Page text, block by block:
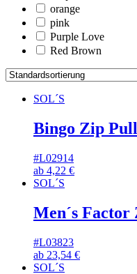
orange
pink
Purple Love
Red Brown
SOL´S
Bingo Zip
#L02914
ab 4,22 €
SOL´S
Men´s Factor
#L03823
ab 23,54 €
SOL´S